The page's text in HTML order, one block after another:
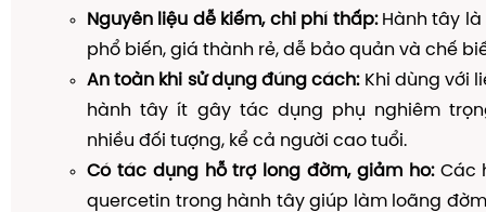
Nguyên liệu dễ kiếm, chi phí thấp:Hành tây là
phổ biến, giá thành rẻ, dễ bảo quản và chế
An toàn khi sử dụng đúng cách:Khi dùng với
hành tây ít gây tác dụng phụ nghiêm
nhiều đối tượng, kể cả người cao tuổi.
Có tác dụng hỗ trợ long đờm, giảm ho:Các
quercetin trong hành tây giúp làm loãng